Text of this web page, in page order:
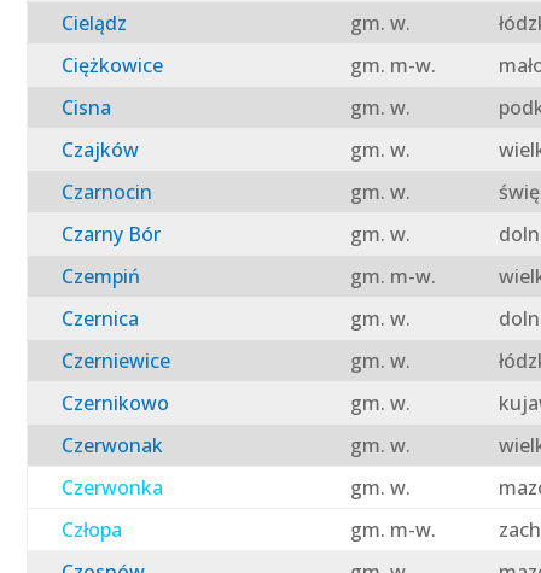
Cielądz
gm. w.
Ciężkowice
gm. m-w.
Cisna
gm. w.
Czajków
gm. w.
Czarnocin
gm. w.
Czarny Bór
gm. w.
Czempiń
gm. m-w.
Czernica
gm. w.
Czerniewice
gm. w.
Czernikowo
gm. w.
Czerwonak
gm. w.
Czerwonka
gm. w.
Człopa
gm. m-w.